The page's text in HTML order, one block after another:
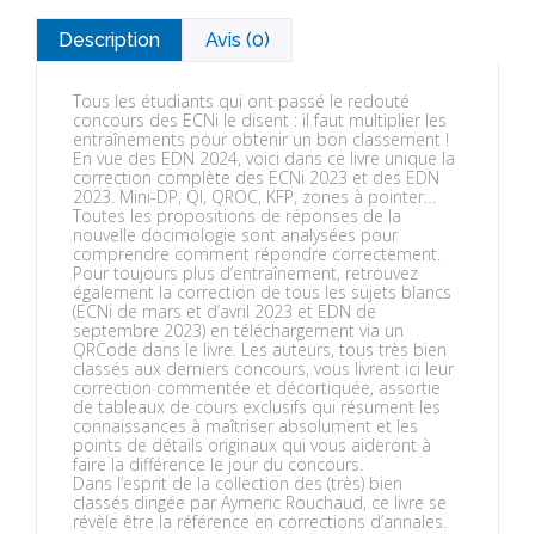
Description Avis (0)
Tous les étudiants qui ont passé le redouté
concours des ECNi le disent : il faut multiplier les
entraînements pour obtenir un bon classement !
En vue des EDN 2024, voici dans ce livre unique la
correction complète des ECNi 2023 et des EDN
2023. Mini-DP, QI, QROC, KFP, zones à pointer…
Toutes les propositions de réponses de la
nouvelle docimologie sont analysées pour
comprendre comment répondre correctement.
Pour toujours plus d’entraînement, retrouvez
également la correction de tous les sujets blancs
(ECNi de mars et d’avril 2023 et EDN de
septembre 2023) en téléchargement via un
QRCode dans le livre. Les auteurs, tous très bien
classés aux derniers concours, vous livrent ici leur
correction commentée et décortiquée, assortie
de tableaux de cours exclusifs qui résument les
connaissances à maîtriser absolument et les
points de détails originaux qui vous aideront à
faire la différence le jour du concours.
Dans l’esprit de la collection des (très) bien
classés dirigée par Aymeric Rouchaud, ce livre se
révèle être la référence en corrections d’annales.